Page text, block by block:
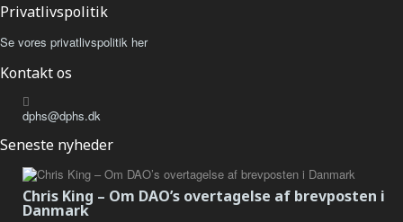
Privatlivspolitik
Se vores privatlivspolitik her
Kontakt os
dphs@dphs.dk
Seneste nyheder
Chris King – Om DAO’s overtagelse af brevposten i
Danmark